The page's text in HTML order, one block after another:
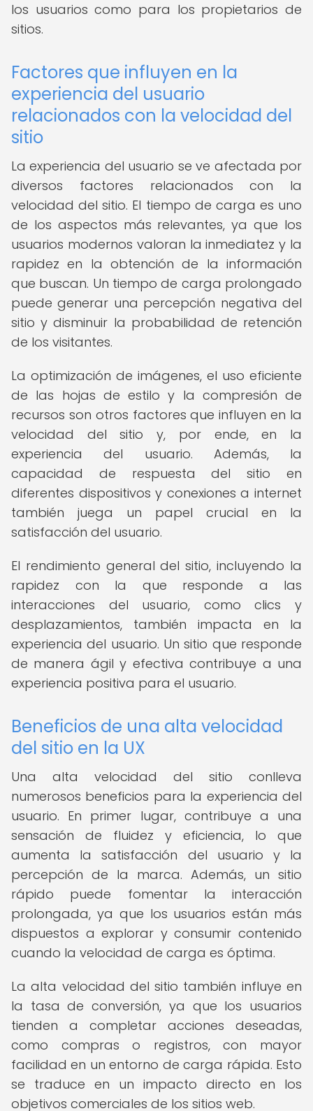
los usuarios como para los propietarios de
sitios.
Factores que influyen en la
experiencia del usuario
relacionados con la velocidad del
sitio
La experiencia del usuario se ve afectada por
diversos factores relacionados con la
velocidad del sitio. El tiempo de carga es uno
de los aspectos más relevantes, ya que los
usuarios modernos valoran la inmediatez y la
rapidez en la obtención de la información
que buscan. Un tiempo de carga prolongado
puede generar una percepción negativa del
sitio y disminuir la probabilidad de retención
de los visitantes.
La optimización de imágenes, el uso eficiente
de las hojas de estilo y la compresión de
recursos son otros factores que influyen en la
velocidad del sitio y, por ende, en la
experiencia del usuario. Además, la
capacidad de respuesta del sitio en
diferentes dispositivos y conexiones a internet
también juega un papel crucial en la
satisfacción del usuario.
El rendimiento general del sitio, incluyendo la
rapidez con la que responde a las
interacciones del usuario, como clics y
desplazamientos, también impacta en la
experiencia del usuario. Un sitio que responde
de manera ágil y efectiva contribuye a una
experiencia positiva para el usuario.
Beneficios de una alta velocidad
del sitio en la UX
Una alta velocidad del sitio conlleva
numerosos beneficios para la experiencia del
usuario. En primer lugar, contribuye a una
sensación de fluidez y eficiencia, lo que
aumenta la satisfacción del usuario y la
percepción de la marca. Además, un sitio
rápido puede fomentar la interacción
prolongada, ya que los usuarios están más
dispuestos a explorar y consumir contenido
cuando la velocidad de carga es óptima.
La alta velocidad del sitio también influye en
la tasa de conversión, ya que los usuarios
tienden a completar acciones deseadas,
como compras o registros, con mayor
facilidad en un entorno de carga rápida. Esto
se traduce en un impacto directo en los
objetivos comerciales de los sitios web.